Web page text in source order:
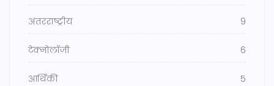
अंतरराष्ट्रीय 9
टेक्नोलॉजी 6
आर्थिकी 5